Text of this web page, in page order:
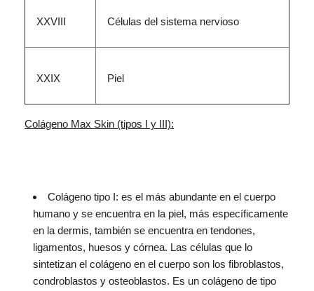
XXVIII Células del sistema nervioso
XXIX Piel
Colágeno Max Skin (tipos I y III):
Colágeno tipo I: es el más abundante en el cuerpo
humano y se encuentra en la piel, más específicamente
en la dermis, también se encuentra en tendones,
ligamentos, huesos y córnea. Las células que lo
sintetizan el colágeno en el cuerpo son los fibroblastos,
condroblastos y osteoblastos. Es un colágeno de tipo